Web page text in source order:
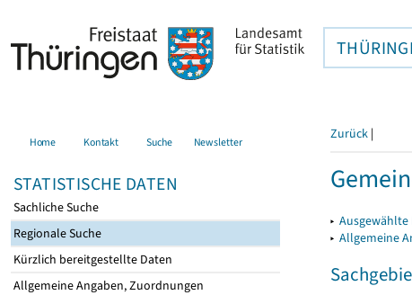
Home Kontakt Suche Newsletter
STATISTISCHE DATEN
Sachliche Suche
Regionale Suche
Kürzlich bereitgestellte Daten
Allgemeine Angaben, Zuordnungen
Zurück |
▸ Ausgewählte
▸ Allgemeine